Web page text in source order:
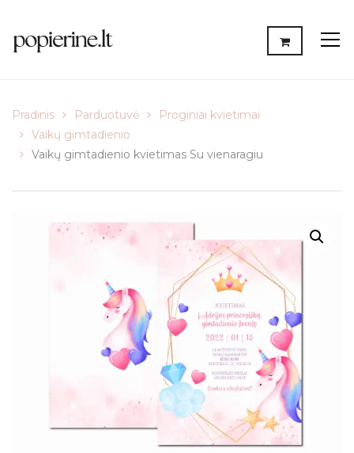
Pradinis Parduotuvė
Proginiai kvietimai
Vaikų gimtadienio
Vaikų gimtadienio kvietimas Su vienaragiu